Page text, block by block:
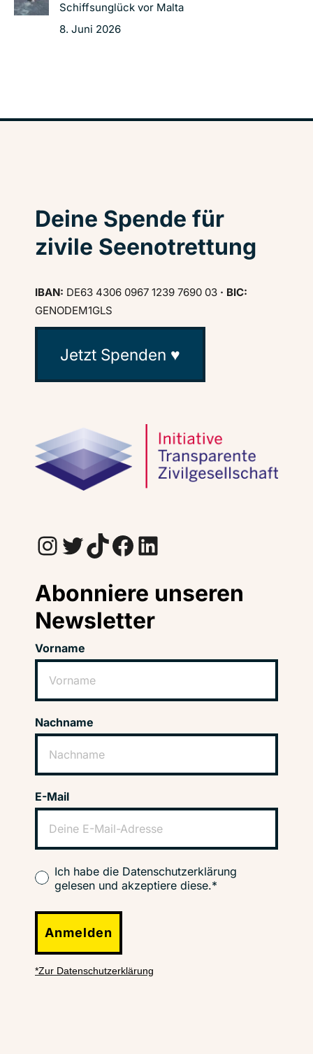
Schiffsunglück vor Malta
8. Juni 2026
Deine Spende für
zivile Seenotrettung
IBAN: DE63 4306 0967 1239 7690 03 · BIC:
GENODEM1GLS
Jetzt Spenden ♥
InstagramTwitter TikTok Facebook LinkedIn
Abonniere unseren
Newsletter
Vorname
Nachname
E-Mail
Ich habe die Datenschutzerklärung
gelesen und akzeptiere diese.*
Anmelden
*Zur Datenschutzerklärung